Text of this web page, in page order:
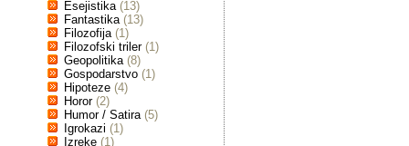
Esejistika (13)
Fantastika (13)
Filozofija (1)
Filozofski triler (1)
Geopolitika (8)
Gospodarstvo (1)
Hipoteze (4)
Horor (2)
Humor / Satira (5)
Igrokazi (1)
Izreke (1)